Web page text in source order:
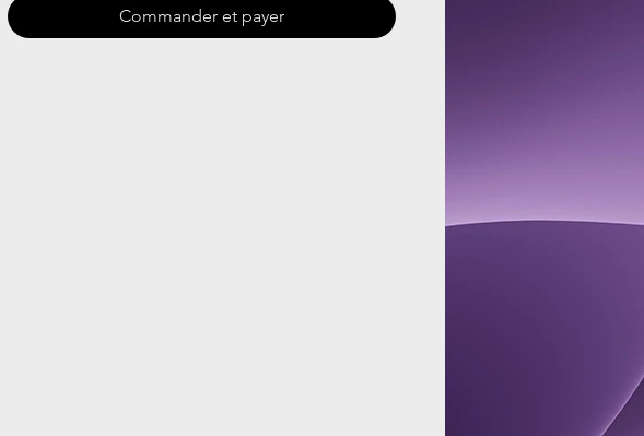
Commander et payer